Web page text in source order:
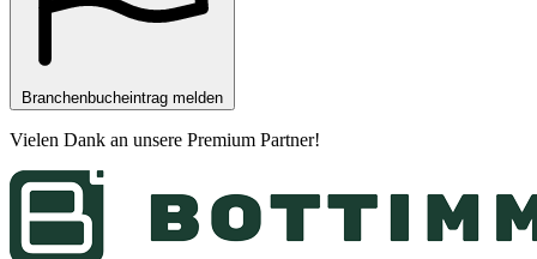
Branchenbucheintrag melden
Vielen Dank an unsere Premium Partner!